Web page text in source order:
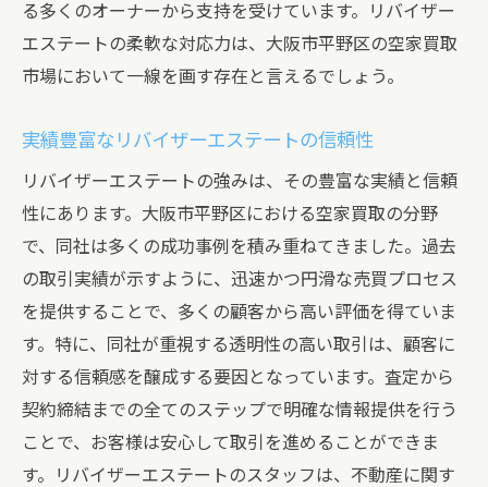
る多くのオーナーから支持を受けています。リバイザー
エステートの柔軟な対応力は、大阪市平野区の空家買取
市場において一線を画す存在と言えるでしょう。
実績豊富なリバイザーエステートの信頼性
リバイザーエステートの強みは、その豊富な実績と信頼
性にあります。大阪市平野区における空家買取の分野
で、同社は多くの成功事例を積み重ねてきました。過去
の取引実績が示すように、迅速かつ円滑な売買プロセス
を提供することで、多くの顧客から高い評価を得ていま
す。特に、同社が重視する透明性の高い取引は、顧客に
対する信頼感を醸成する要因となっています。査定から
契約締結までの全てのステップで明確な情報提供を行う
ことで、お客様は安心して取引を進めることができま
す。リバイザーエステートのスタッフは、不動産に関す